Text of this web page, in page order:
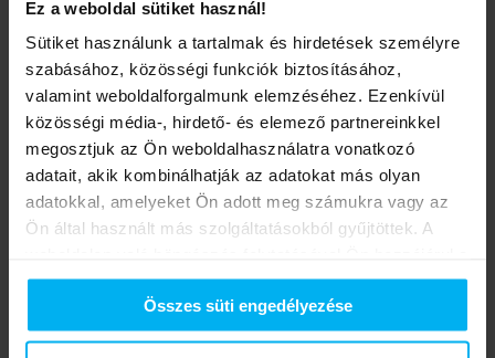
Ez a weboldal sütiket használ!
Sütiket használunk a tartalmak és hirdetések személyre
szabásához, közösségi funkciók biztosításához,
valamint weboldalforgalmunk elemzéséhez. Ezenkívül
közösségi média-, hirdető- és elemező partnereinkkel
megosztjuk az Ön weboldalhasználatra vonatkozó
adatait, akik kombinálhatják az adatokat más olyan
adatokkal, amelyeket Ön adott meg számukra vagy az
Ön által használt más szolgáltatásokból gyűjtöttek. A
sütik használatához.
Süti információk:https://midea.hu/cookies
Összes süti engedélyezése
Fűtés energiaosztály
A+++
Fűtés energiaosztály (55°C)
SEER (W/W)
7.63
5.35